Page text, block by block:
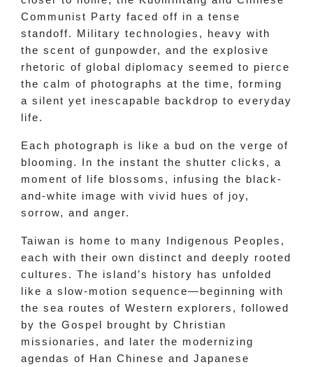
Communist Party faced off in a tense
standoff. Military technologies, heavy with
the scent of gunpowder, and the explosive
rhetoric of global diplomacy seemed to pierce
the calm of photographs at the time, forming
a silent yet inescapable backdrop to everyday
life.
Each photograph is like a bud on the verge of
blooming. In the instant the shutter clicks, a
moment of life blossoms, infusing the black-
and-white image with vivid hues of joy,
sorrow, and anger.
Taiwan is home to many Indigenous Peoples,
each with their own distinct and deeply rooted
cultures. The island’s history has unfolded
like a slow-motion sequence—beginning with
the sea routes of Western explorers, followed
by the Gospel brought by Christian
missionaries, and later the modernizing
agendas of Han Chinese and Japanese